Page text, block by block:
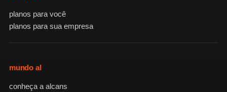
planos para você
planos para sua empresa
mundo al
conheça a alcans